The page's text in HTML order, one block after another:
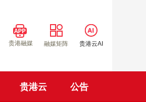
贵港融媒 融媒矩阵 贵港云AI
贵港云 公告